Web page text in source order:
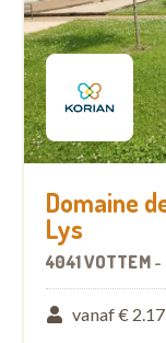
Domaine
Lys
4041 VOTTEM -
vanaf €